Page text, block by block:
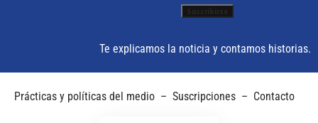
Te explicamos la noticia y contamos historias.
Prácticas y políticas del medio – Suscripciones – Contacto